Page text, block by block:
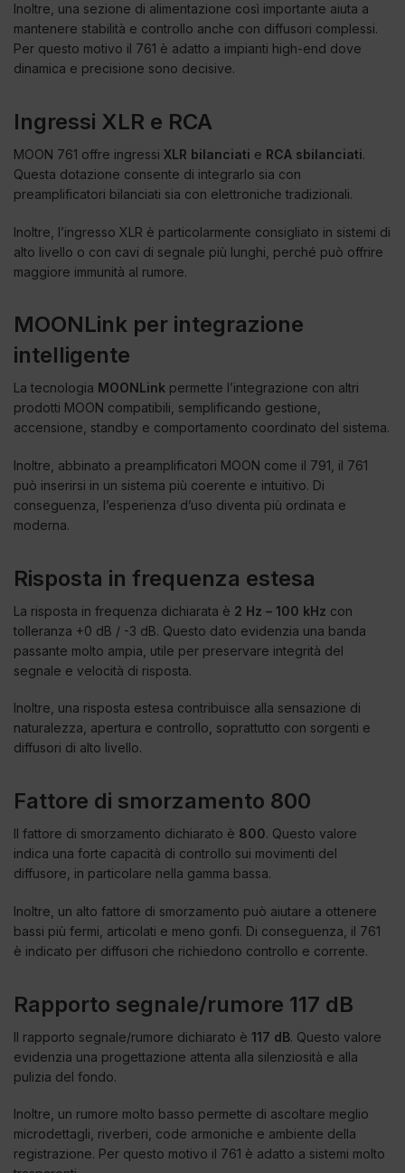
Inoltre, una sezione di alimentazione così importante aiuta a
mantenere stabilità e controllo anche con diffusori complessi.
Per questo motivo il 761 è adatto a impianti high-end dove
dinamica e precisione sono decisive.
Ingressi XLR e RCA
MOON 761 offre ingressi XLR bilanciati e RCA sbilanciati.
Questa dotazione consente di integrarlo sia con
preamplificatori bilanciati sia con elettroniche tradizionali.
Inoltre, l’ingresso XLR è particolarmente consigliato in sistemi di
alto livello o con cavi di segnale più lunghi, perché può offrire
maggiore immunità al rumore.
MOONLink per integrazione
intelligente
La tecnologia MOONLink permette l’integrazione con altri
prodotti MOON compatibili, semplificando gestione,
accensione, standby e comportamento coordinato del sistema.
Inoltre, abbinato a preamplificatori MOON come il 791, il 761
può inserirsi in un sistema più coerente e intuitivo. Di
conseguenza, l’esperienza d’uso diventa più ordinata e
moderna.
Risposta in frequenza estesa
La risposta in frequenza dichiarata è 2 Hz – 100 kHz con
tolleranza +0 dB / -3 dB. Questo dato evidenzia una banda
passante molto ampia, utile per preservare integrità del
segnale e velocità di risposta.
Inoltre, una risposta estesa contribuisce alla sensazione di
naturalezza, apertura e controllo, soprattutto con sorgenti e
diffusori di alto livello.
Fattore di smorzamento 800
Il fattore di smorzamento dichiarato è 800. Questo valore
indica una forte capacità di controllo sui movimenti del
diffusore, in particolare nella gamma bassa.
Inoltre, un alto fattore di smorzamento può aiutare a ottenere
bassi più fermi, articolati e meno gonfi. Di conseguenza, il 761
è indicato per diffusori che richiedono controllo e corrente.
Rapporto segnale/rumore 117 dB
Il rapporto segnale/rumore dichiarato è 117 dB. Questo valore
evidenzia una progettazione attenta alla silenziosità e alla
pulizia del fondo.
Inoltre, un rumore molto basso permette di ascoltare meglio
microdettagli, riverberi, code armoniche e ambiente della
registrazione. Per questo motivo il 761 è adatto a sistemi molto